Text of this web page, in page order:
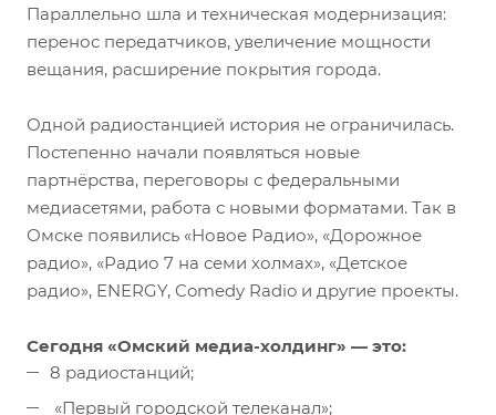
Параллельно шла и техническая модернизация:
перенос передатчиков, увеличение мощности
вещания, расширение покрытия города.
Одной радиостанцией история не ограничилась.
Постепенно начали появляться новые
партнёрства, переговоры с федеральными
медиасетями, работа с новыми форматами. Так в
Омске появились «Новое Радио», «Дорожное
радио», «Радио 7 на семи холмах», «Детское
радио», ENERGY, Comedy Radio и другие проекты.
Сегодня «Омский медиа-холдинг» — это:
8 радиостанций;
«Первый городской телеканал»;